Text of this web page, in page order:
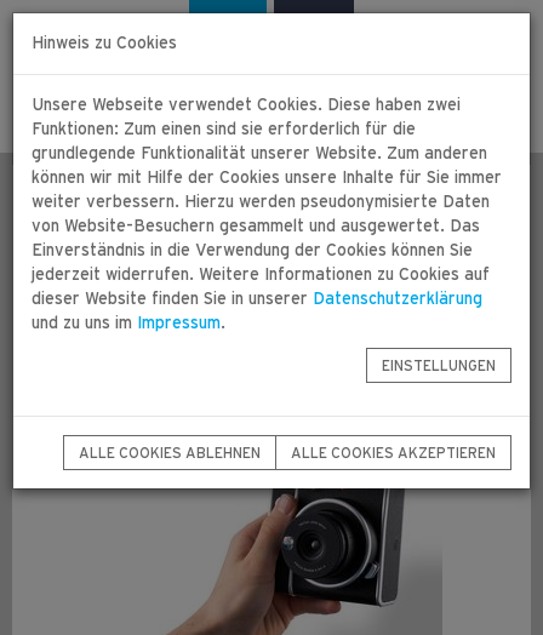
NEU: Fujifilm Instax Mini 40 black
Montag 03.05.2021
Retro-Charme mit dem perfekten Begleiter
Hinweis zu Cookies
Unsere Webseite verwendet Cookies. Diese haben zwei
Funktionen: Zum einen sind sie erforderlich für die
grundlegende Funktionalität unserer Website. Zum anderen
können wir mit Hilfe der Cookies unsere Inhalte für Sie immer
weiter verbessern. Hierzu werden pseudonymisierte Daten
von Website-Besuchern gesammelt und ausgewertet. Das
Einverständnis in die Verwendung der Cookies können Sie
jederzeit widerrufen. Weitere Informationen zu Cookies auf
dieser Website finden Sie in unserer Datenschutzerklärung
und zu uns im
Impressum.
EINSTELLUNGEN
ALLE COOKIES ABLEHNEN ALLE COOKIES AKZEPTIEREN